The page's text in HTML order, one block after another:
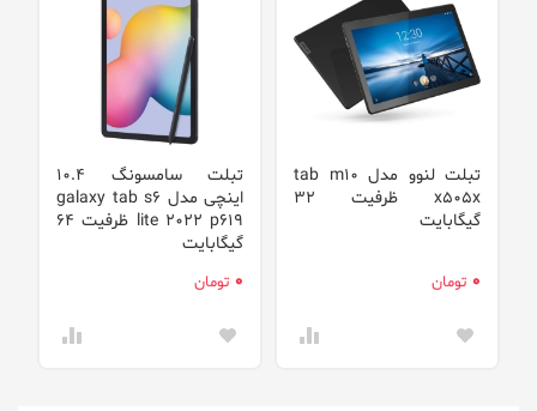
تبلت لنوو مدل tab m10
x505x ظرفیت 32
گیگابایت
0 تومان
تبلت سامسونگ 10.4
اینچی مدل galaxy tab s6
lite 2022 p619 ظرفیت 64
گیگابایت
0 تومان